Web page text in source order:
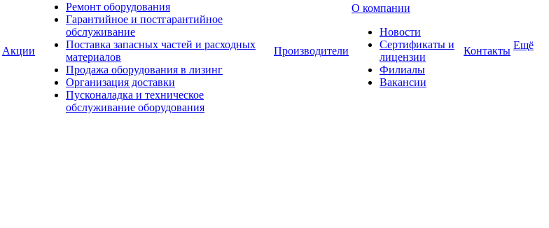
Акции
Ремонт оборудования
Гарантийное и постгарантийное
обслуживание
Поставка запасных частей и расходных
материалов
Продажа оборудования в лизинг
Организация доставки
Пусконаладка и техническое
обслуживание оборудования
Производители
О компании
Новости
Сертификаты и
лицензии
Филиалы
Вакансии
Контакты Ещё